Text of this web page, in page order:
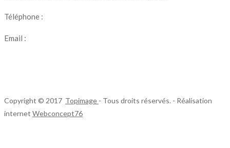
Téléphone :
Email :
Copyright © 2017 Topimage - Tous droits réservés. - Réalisation
internet Webconcept76